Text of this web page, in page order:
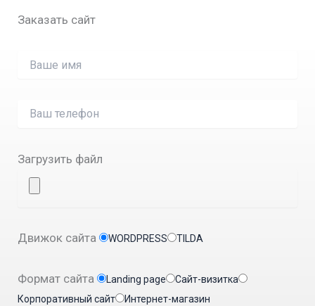
Заказать сайт
Загрузить файл
Движок сайта WORDPRESS TILDA
Формат сайта Landing page
Сайт-визитка
Корпоративный сайт
Интернет-магазин